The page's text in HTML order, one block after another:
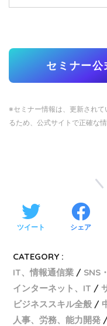
セミナー
※セミナー情報は、更新され
るため、公式サイトで正確な
ツイート シェア
CATEGORY :
IT、情報通信業
SNS
インターネット、IT
ビジネススキル全般
人事、労務、能力開発